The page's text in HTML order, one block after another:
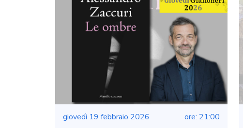
giovedì 19 febbraio 2026 ore: 21:00